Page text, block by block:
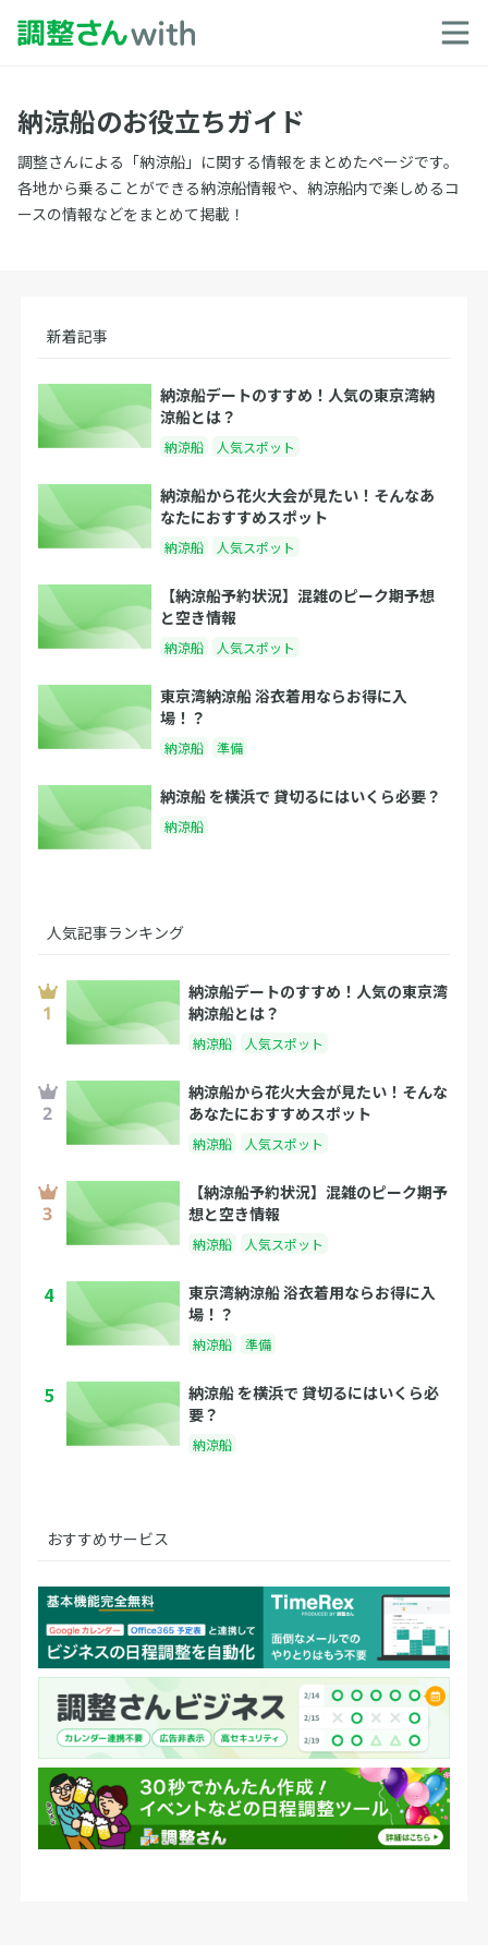
納涼船のお役立ちガイド
調整さんによる「納涼船」に関する情報をまとめたページです。
各地から乗ることができる納涼船情報や、納涼船内で楽しめるコ
ースの情報などをまとめて掲載！
新着記事
納涼船デートのすすめ！人気の東京湾納
涼船とは？
納涼船 人気スポット
納涼船から花火大会が見たい！そんなあ
なたにおすすめスポット
納涼船 人気スポット
【納涼船予約状況】混雑のピーク期予想
と空き情報
納涼船 人気スポット
東京湾納涼船 浴衣着用ならお得に入
場！？
納涼船 準備
納涼船 を横浜で 貸切るにはいくら必要？
納涼船
人気記事ランキング
納涼船デートのすすめ！人気の東京湾
納涼船とは？
納涼船 人気スポット
納涼船から花火大会が見たい！そんな
あなたにおすすめスポット
納涼船 人気スポット
【納涼船予約状況】混雑のピーク期予
想と空き情報
納涼船 人気スポット
4
東京湾納涼船 浴衣着用ならお得に入
場！？
納涼船 準備
5
納涼船 を横浜で 貸切るにはいくら必
要？
納涼船
おすすめサービス